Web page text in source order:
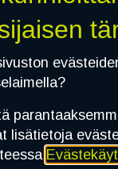
Mikäli
1X 185/55R15
EI ASENNUSTA
lisätietoja